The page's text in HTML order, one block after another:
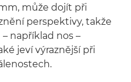
může dojít při
perspektivy, takže
například nos –
jeví výraznější při